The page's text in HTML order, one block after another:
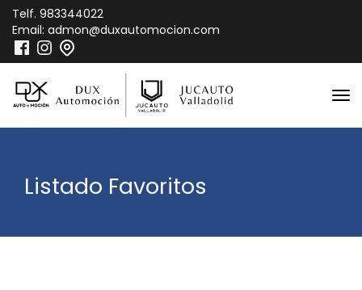
Telf. 983344022
Email: admon@duxautomocion.com
Listado Favoritos